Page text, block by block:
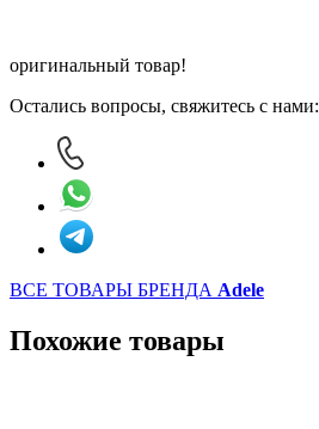
оригинальный товар!
Остались вопросы, свяжитесь с нами:
ВСЕ ТОВАРЫ БРЕНДА Adele
Похожие товары